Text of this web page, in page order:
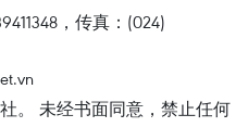
，传真：(024)
。 未经书面同意，禁止任何